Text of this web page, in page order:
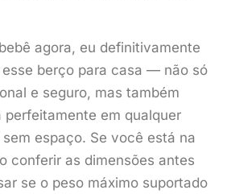
agora, eu definitivamente
berço para casa — não só
e seguro, mas também
perfeitamente em qualquer
espaço. Se você está na
conferir as dimensões antes
se o peso máximo suportado